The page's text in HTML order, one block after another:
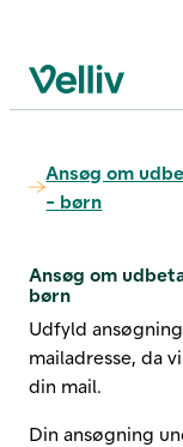
Velliv startside
Ansøg om
- børn
Ansøg om
børn
Udfyld
mailadresse, da
din mail.
Din ansøgning